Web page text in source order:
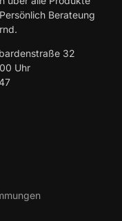
Berateung
32
Uhr